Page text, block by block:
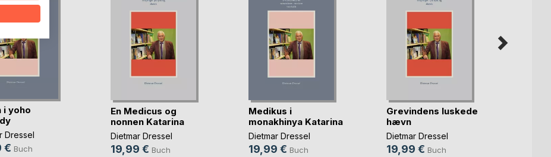
i yoho
Dressel
€ Buch
En Medicus og
nonnen Katarina
Dietmar Dressel
19,99 € Buch
Medikus i
monakhinya Katarina
Dietmar Dressel
19,99 € Buch
Grevindens luskede
hævn
Dietmar Dressel
19,99 € Buch